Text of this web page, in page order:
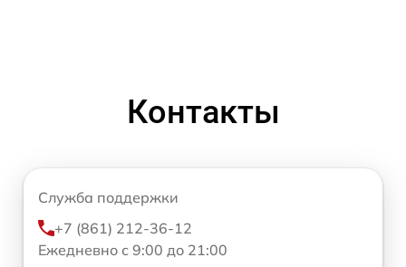
Контакты
Служба поддержки
+7 (861) 212-36-12
Ежедневно с 9:00 до 21:00